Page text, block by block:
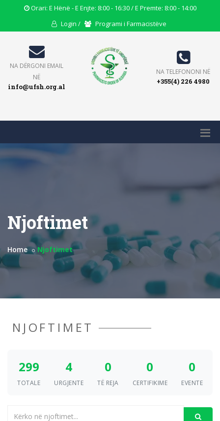
Opening
Orari: E Hënë - E Enjte: 8:00 - 16:30 / E Premte: 8:00 - 14:00
User
Login /
Users
Programi i Farmacistëve
Email
NA DËRGONI EMAIL
NË
info@ufsh.org.al
Phone
Icon
NA TELEFONONI NË
+355(4) 226 4980
Njoftimet
Home Njoftimet
NJOFTIMET
299
TOTALE
4
URGJENTE
0
TË REJA
0
CERTIFIKIME
0
EVENTE